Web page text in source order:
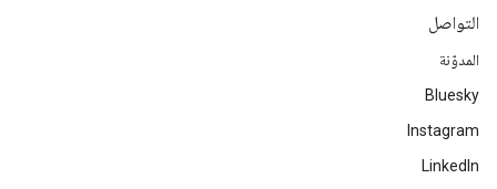
التواصل
المدوّنة
Bluesky
Instagram
LinkedIn